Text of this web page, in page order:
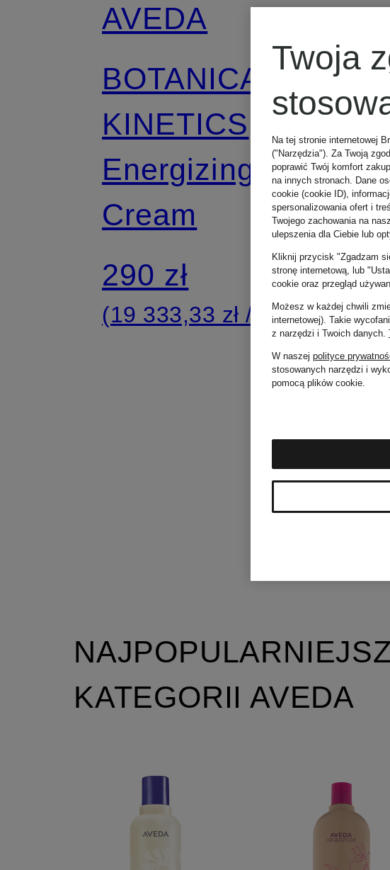
AVEDA
BOTANICAL
KINETICS
Energizing Eye
Cream
290 zł
(19 333,33 zł / 1 l)
KATEGORII AVEDA
Twoja
Na tej stronie internetowej
("Narzędzia"). Za Twoją
poprawić Twój komfort
na innych stronach. Dane
cookie (cookie ID),
spersonalizowania ofert i
Twojego zachowania na
ulepszenia dla Ciebie lub
Kliknij przycisk "Zgadzam
stronę internetową, lub
cookie oraz przegląd
Możesz w każdej chwili
internetowej). Takie
z narzędzi i Twoich danych.
W naszej polityce
stosowanych narzędzi i
pomocą plików cookie.